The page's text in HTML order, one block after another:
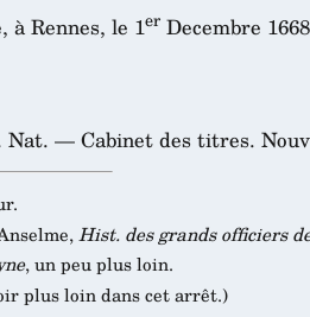
à Rennes, le 1er Decembre
— Cabinet des titres.
Hist. des grands officiers
, un peu plus loin.
plus loin dans cet arrêt.)